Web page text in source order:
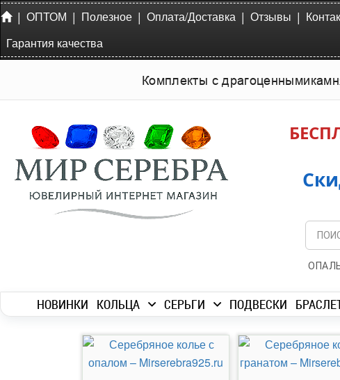
| ОПТОМ | Полезное | Оплата/Доставка | Отзывы |
Гарантия качества
Комплекты с драгоценными
НОВИНКИ КОЛЬЦА СЕРЬГИ ПОДВЕСКИ